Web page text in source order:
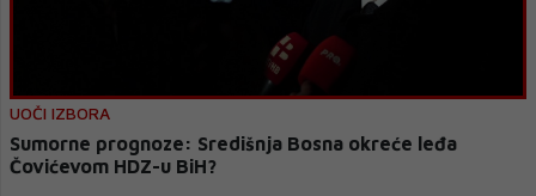
UOČI IZBORA
Sumorne prognoze: Središnja Bosna okreće leđa
Čovićevom HDZ-u BiH?